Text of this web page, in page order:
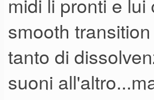
risultato è
assolutamente il
sonoro, a meno
un'altra cosa
smooth
tanto di
suoni